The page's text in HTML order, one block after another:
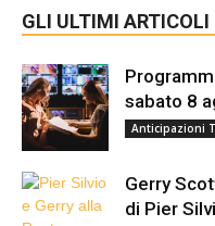
GLI ULTIMI ARTICOLI
sabato 8
Anticipazioni
Gerry
di Pier